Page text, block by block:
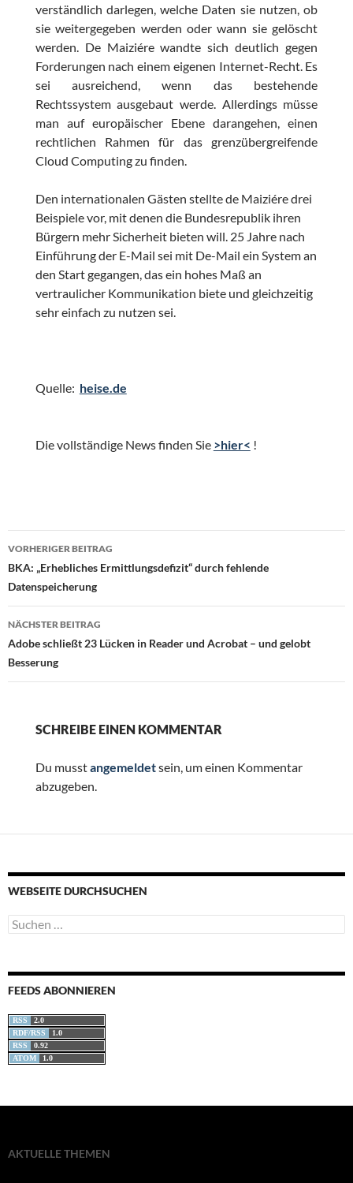
verständlich darlegen, welche Daten sie nutzen, ob
sie weitergegeben werden oder wann sie gelöscht
werden. De Maiziére wandte sich deutlich gegen
Forderungen nach einem eigenen Internet-Recht. Es
sei ausreichend, wenn das bestehende
Rechtssystem ausgebaut werde. Allerdings müsse
man auf europäischer Ebene darangehen, einen
rechtlichen Rahmen für das grenzübergreifende
Cloud Computing zu finden.
Den internationalen Gästen stellte de Maiziére drei
Beispiele vor, mit denen die Bundesrepublik ihren
Bürgern mehr Sicherheit bieten will. 25 Jahre nach
Einführung der E-Mail sei mit De-Mail ein System an
den Start gegangen, das ein hohes Maß an
vertraulicher Kommunikation biete und gleichzeitig
sehr einfach zu nutzen sei.
Quelle: heise.de
Die vollständige News finden Sie >hier< !
Beitragsnavigation
VORHERIGER BEITRAG
BKA: „Erhebliches Ermittlungsdefizit“ durch fehlende
Datenspeicherung
NÄCHSTER BEITRAG
Adobe schließt 23 Lücken in Reader und Acrobat – und gelobt
Besserung
SCHREIBE EINEN KOMMENTAR
Du musstangemeldetsein, um einen Kommentar
abzugeben.
WEBSEITE DURCHSUCHEN
Suchen
nach:
FEEDS ABONNIEREN
RSS
2.0
RDF/RSS
1.0
RSS
0.92
ATOM
1.0
AKTUELLE THEMEN